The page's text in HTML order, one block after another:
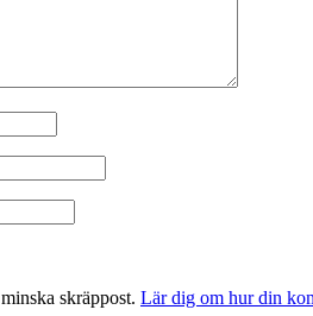
skräppost. Lär dig om hur din